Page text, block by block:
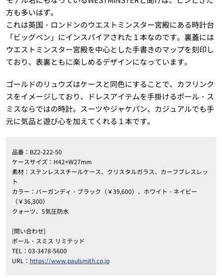
方も多いはず。
これは英国・ロンドンのウエストミンスター宮殿にある時計台
「ビッグベン」にインスパイアされた１本なのです。裏蓋には
ウエストミンスター宮殿を中心とした手書きのマップを刻印し
ており、表裏ともに楽しめるデザインになっています。
ゴールドのリュウズはケースと同色にすることで、カフリンク
スをイメージしており、ドレスアイテムを手掛けるポール・ス
ミスならではの時計。スーツやジャケパン、カジュアルでも手
元に気品と遊び心を加えてくれる１本です。
品番：BZ2-222-50
ケースサイズ：H42×W27mm
素材：ステンレススチールケース、クリスタルガラス、カーフブレスレッ
ト
カラー：バーガンディ・ブラック（￥39,600）、ホワイト・ネイビー
（￥36,300）
クォーツ、5気圧防水
[問い合わせ]
ポール・スミス リミテッド
TEL：03-3478-5600
URL： https://www.paulsmith.co.jp